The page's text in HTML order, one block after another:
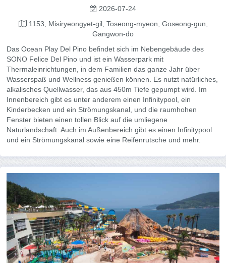
2026-07-24
1153, Misiryeongyet-gil, Toseong-myeon, Goseong-gun,
Gangwon-do
Das Ocean Play Del Pino befindet sich im Nebengebäude des
SONO Felice Del Pino und ist ein Wasserpark mit
Thermaleinrichtungen, in dem Familien das ganze Jahr über
Wasserspaß und Wellness genießen können. Es nutzt natürliches,
alkalisches Quellwasser, das aus 450m Tiefe gepumpt wird. Im
Innenbereich gibt es unter anderem einen Infinitypool, ein
Kinderbecken und ein Strömungskanal, und die raumhohen
Fenster bieten einen tollen Blick auf die umliegene
Naturlandschaft. Auch im Außenbereich gibt es einen Infinitypool
und ein Strömungskanal sowie eine Reifenrutsche und mehr.